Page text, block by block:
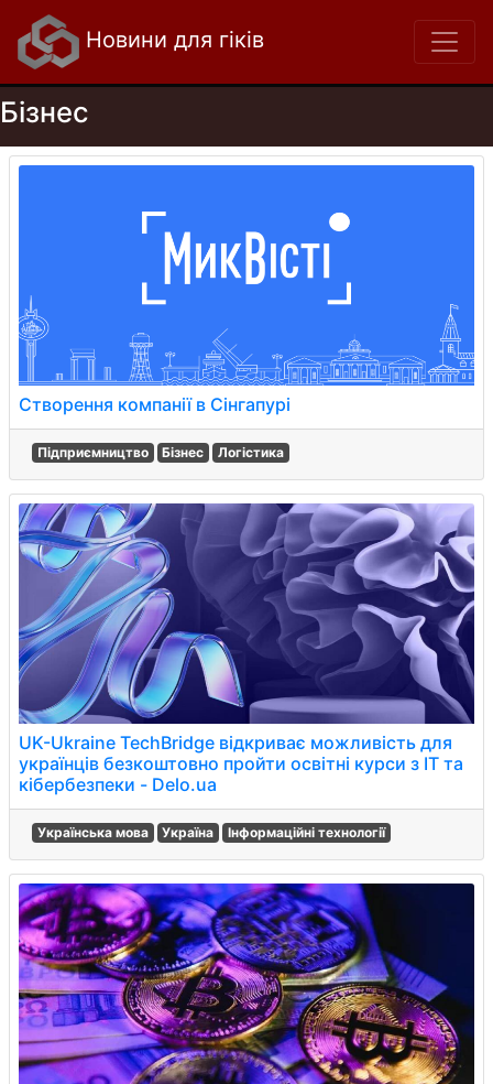
Новини для гіків
Бізнес
Створення компанії в Сінгапурі
Підприємництво Бізнес Логістика
UK-Ukraine TechBridge відкриває можливість для
українців безкоштовно пройти освітні курси з ІТ та
кібербезпеки - Delo.ua
Українська мова Україна Інформаційні технології